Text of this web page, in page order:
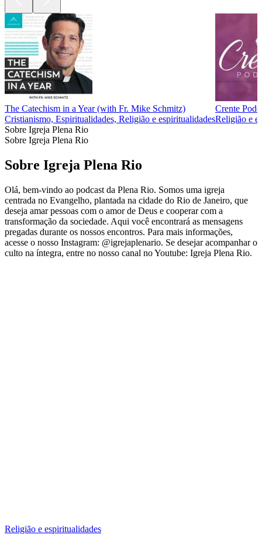
The Catechism in a Year (with Fr. Mike Schmitz)
Cristianismo, Espiritualidades, Religião e espiritualidades
Crente
Religião e
Sobre Igreja Plena Rio
Sobre Igreja Plena Rio
Sobre Igreja Plena Rio
Olá, bem-vindo ao podcast da Plena Rio. Somos uma igreja
centrada no Evangelho, plantada na cidade do Rio de Janeiro, que
deseja amar pessoas com o amor de Deus e cooperar com a
transformação da sociedade. Aqui você encontrará as mensagens
pregadas durante os nossos encontros. Para mais informações,
acesse o nosso Instagram: @igrejaplenario. Se desejar acompanhar o
culto na íntegra, entre no nosso canal no Youtube: Igreja Plena Rio.
Religião e espiritualidades